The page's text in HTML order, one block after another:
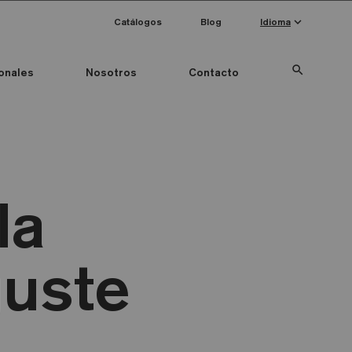
Nosotros Contacto search
Catálogos Blog Idioma keyboard_arrow_down